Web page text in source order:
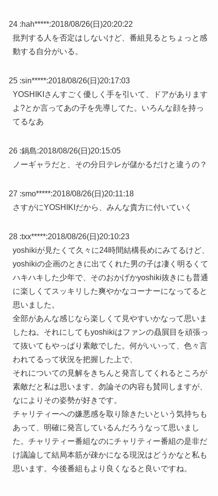
24 :hah*****:2018/08/26(日)20:20:22
批判する人を否定はしないけど、番組見るとちょっと感
動する自分がいる。
25 :sin*****:2018/08/26(日)20:17:03
YOSHIKIさんすごく優しく手を引いて、ドアがあります
よ?とか言ってあの子を先導してた。いろんな顔を持っ
てるなあ
26 :鍋島:2018/08/26(日)20:15:05
ノーギャラだと、その分日テレが儲かるだけと違うの？
27 :smo*****:2018/08/26(日)20:11:18
さすがにYOSHIKIだから、みんな貴方に付いていく
28 :txx*****:2018/08/26(日)20:10:23
yoshikiが見たくて久々に24時間結構長めにみてるけど、
yoshikiの企画のときに出てくれた男の子は凄く明るくて
ハキハキした少年で、そのおかげかyoshiki抜きにも普通
に楽しくてスッキリした爽やかなコーナーになってると
思いました。
全部があんな感じなら楽しくて見やすいかなって思いま
したね。それにしてもyoshikiはファンの贔屓目を頑張っ
て抜いてもやっぱり素敵でした。何がいいって、色々言
われてるって状況を把握した上で、
それについての見解をきちんと発言してくれるところが
素敵だと私は思います。勿論その内容も賛同しますが、
なによりその姿勢が好きです。
チャリティーへの嫌悪感を取り除きたいという気持ちも
あって、明確に発言しているんだろうなって思いまし
た。チャリティー番組なのにチャリティー番組の是非だ
け議論して結局本筋が疎かになる現況はどうかなと私も
思います。今後番組もより良くなると良いですね。